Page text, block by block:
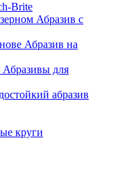
Brite
Абразив с
Абразив на
Абразивы для
абразив
круги